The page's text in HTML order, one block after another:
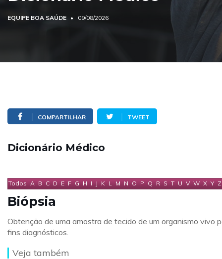
EQUIPE BOA SAÚDE 09/08/2026
COMPARTILHAR TWEET
Dicionário Médico
Todos A B C D E F G H I J K L M N O P Q R S T U V W X Y Z
Biópsia
Obtenção de uma amostra de tecido de um organismo vivo
fins diagnósticos.
Veja também